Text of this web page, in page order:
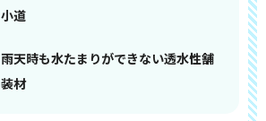
小道
雨天時も水たまりができない透水性舗
装材